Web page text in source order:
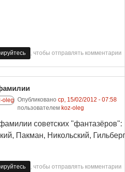
, чтобы отправлять комментарии
Опубликовано ср, 15/02/2012 - 07:58
пользователем koz-oleg
советских "фантазёров":
Пакман, Никольский,
, чтобы отправлять комментарии